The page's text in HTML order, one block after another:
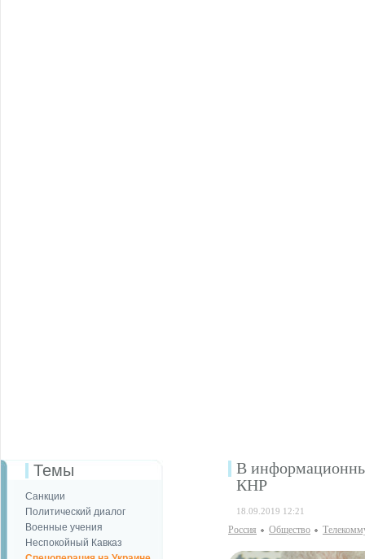
Темы
Санкции
Политический диалог
Военные учения
Неспокойный Кавказ
В
КНР
18.09.2019 12:21
Россия Общество